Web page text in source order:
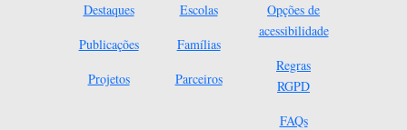
Destaques
Publicações
Projetos
Escolas
Famílias
Parceiros
Opções de
acessibilidade
Regras
RGPD
FAQs